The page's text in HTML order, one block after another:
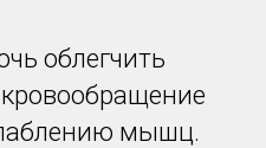
облегчить
мышц.